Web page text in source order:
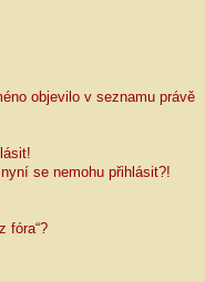
objevilo v seznamu právě
se nemohu přihlásit?!
fóra“?